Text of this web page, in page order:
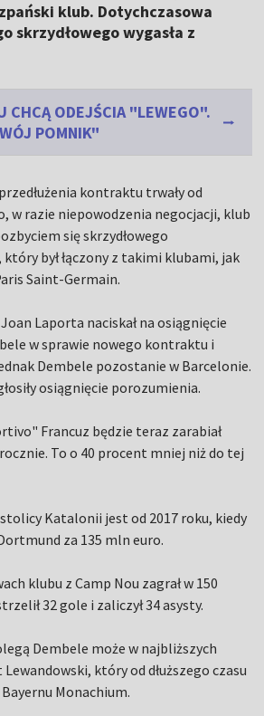
klub. Dotychczasowa
skrzydłowego wygasła z
CHCĄ ODEJŚCIA "LEWEGO".
POMNIK"
kontraktu trwały od
w razie niepowodzenia negocjacji, klub
się skrzydłowego
był łączony z takimi klubami, jak
Saint-Germain.
Laporta naciskał na osiągnięcie
w sprawie nowego kontraktu i
Dembele pozostanie w Barcelonie.
osiągnięcie porozumienia.
Francuz będzie teraz zarabiał
To o 40 procent mniej niż do tej
Katalonii jest od 2017 roku, kiedy
za 135 mln euro.
klubu z Camp Nou zagrał w 150
32 gole i zaliczył 34 asysty.
Dembele może w najbliższych
który od dłuższego czasu
Monachium.